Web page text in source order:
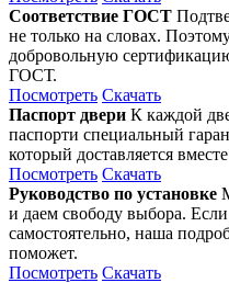
Соответствие ГОСТ
не только на словах.
добровольную
ГОСТ.
Посмотреть Скачать
Паспорт двери К каждой
паспорти специальный
который доставляется
Посмотреть Скачать
Руководство по установке
и даем свободу выбора.
самостоятельно, наша
поможет.
Посмотреть Скачать